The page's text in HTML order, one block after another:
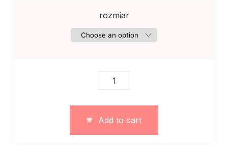
rozmiar
Sweter
szary
quantity
Add to cart